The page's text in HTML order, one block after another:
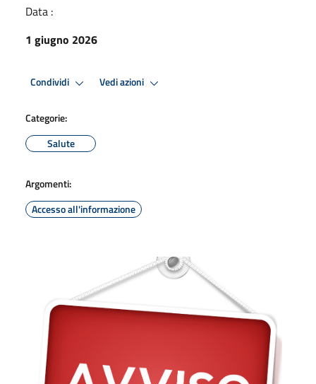
Data :
1 giugno 2026
Condividi Vedi azioni
Categorie:
Salute
Argomenti:
Accesso all'informazione